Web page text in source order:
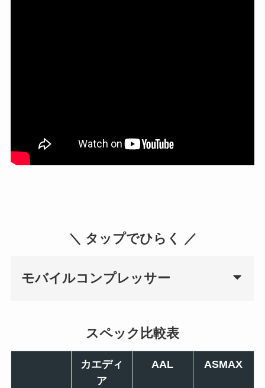
＼ タップでひらく ／
モバイルコンプレッサー
スペック比較表
カエディ
ア
AAL ASMAX